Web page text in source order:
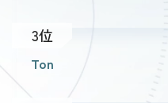
ショップ
3位
Ton